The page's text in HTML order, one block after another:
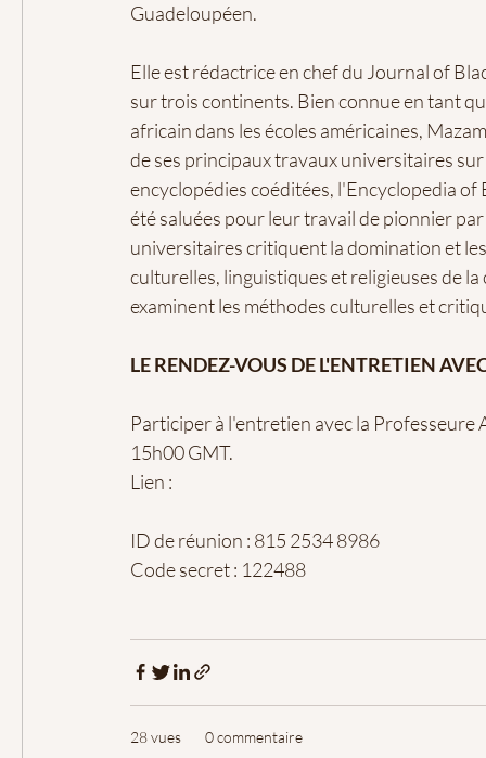
Guadeloupéen.
Elle est rédactrice en chef du Journal of
sur trois continents. Bien connue en tant
africain dans les écoles américaines,
de ses principaux travaux universitaires
encyclopédies coéditées, l'Encyclopedia
été saluées pour leur travail de pionnier
universitaires critiquent la domination et
culturelles, linguistiques et religieuses de
examinent les méthodes culturelles et
LE RENDEZ-VOUS DE L'ENTRETIEN
Participer à l'entretien avec la
15h00 GMT.
Lien :
ID de réunion : 815 2534 8986
Code secret : 122488
28 vues 0 commentaire